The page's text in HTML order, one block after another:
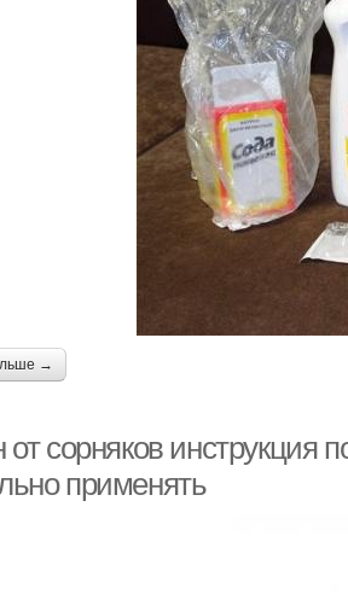
→
от сорняков инструкция
применять